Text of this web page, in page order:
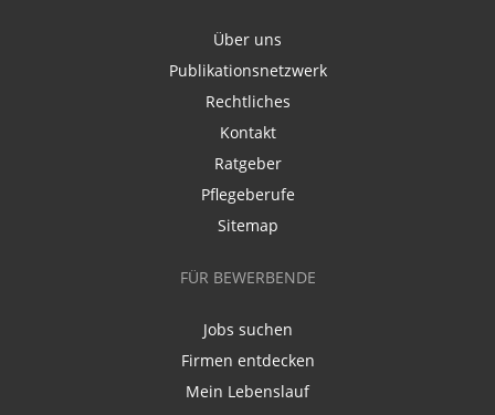
Über uns
Publikationsnetzwerk
Rechtliches
Kontakt
Ratgeber
Pflegeberufe
Sitemap
FÜR BEWERBENDE
Jobs suchen
Firmen entdecken
Mein Lebenslauf